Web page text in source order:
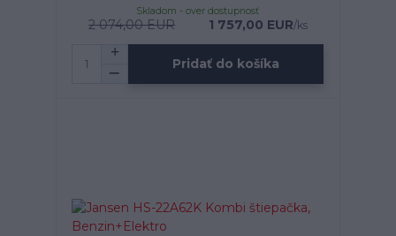
2 074,00 EUR 1 757,00 EUR/ks
Skladom - over dostupnosť
Pridať do košíka